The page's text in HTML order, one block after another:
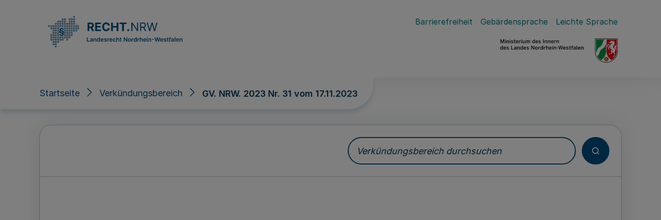
Barrierefreiheit Gebärdensprache Leichte Sprache
Startseite Verkündungsbereich GV. NRW. 2023 Nr. 31 vom 17.11.2023
Verkündungsbereich durchsuchen